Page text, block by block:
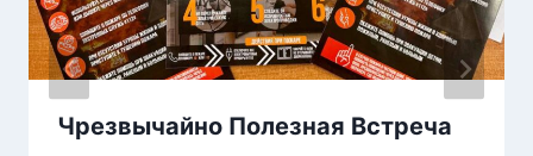
Чрезвычайно Полезная Встреча